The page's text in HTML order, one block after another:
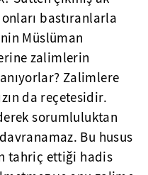
bastıranlarla
Müslüman
zalimlerin
Zalimlere
da reçetesidir.
sorumluluktan
Bu husus
tahriç ettiği hadis